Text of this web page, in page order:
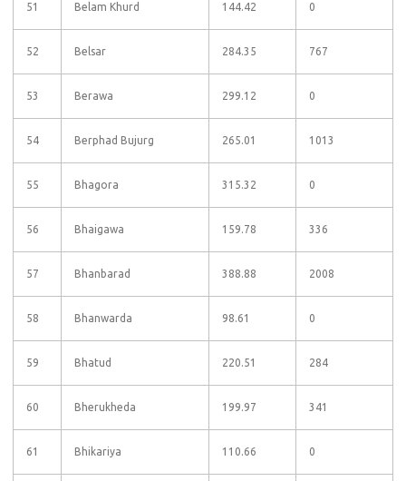
51 Belam Khurd 144.42 0
52 Belsar 284.35 767
53 Berawa 299.12 0
54 Berphad Bujurg 265.01 1013
55 Bhagora 315.32 0
56 Bhaigawa 159.78 336
57 Bhanbarad 388.88 2008
58 Bhanwarda 98.61 0
59 Bhatud 220.51 284
60 Bherukheda 199.97 341
61 Bhikariya 110.66 0